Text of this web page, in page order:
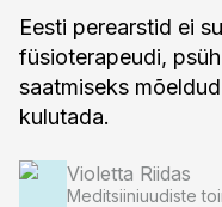
Eesti perearstid ei
füsioterapeudi,
saatmiseks
kulutada.
Violetta Riidas
Meditsiiniuudiste